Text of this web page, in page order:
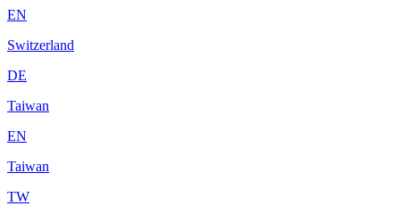
EN
Switzerland
DE
Taiwan
EN
Taiwan
TW